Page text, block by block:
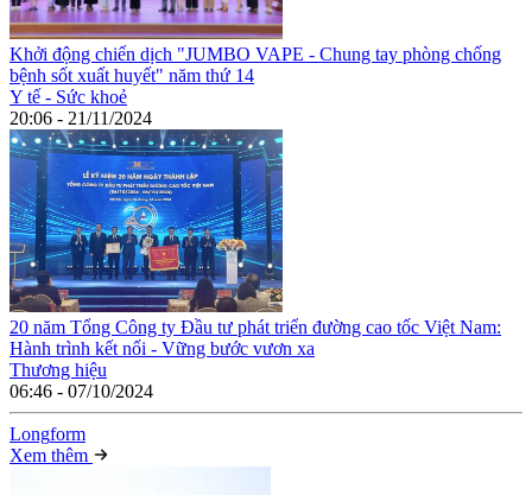
Khởi động chiến dịch "JUMBO VAPE - Chung tay phòng chống
bệnh sốt xuất huyết" năm thứ 14
Y tế - Sức khoẻ
20:06 - 21/11/2024
20 năm Tổng Công ty Đầu tư phát triển đường cao tốc Việt Nam:
Hành trình kết nối - Vững bước vươn xa
Thương hiệu
06:46 - 07/10/2024
Longform
Xem thêm